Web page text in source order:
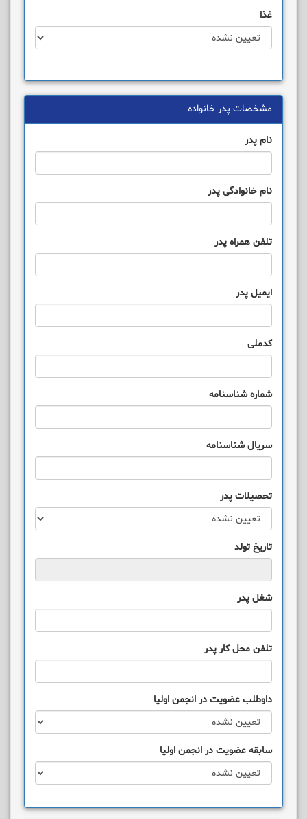
غذا
مشخصات پدر خانواده
نام پدر
نام خانوادگی پدر
تلفن همراه پدر
ایمیل پدر
کدملی
شماره شناسنامه
سریال شناسنامه
تحصیلات پدر
تاریخ تولد
شغل پدر
تلفن محل کار پدر
داوطلب عضويت در انجمن اوليا
سابقه عضويت در انجمن اوليا